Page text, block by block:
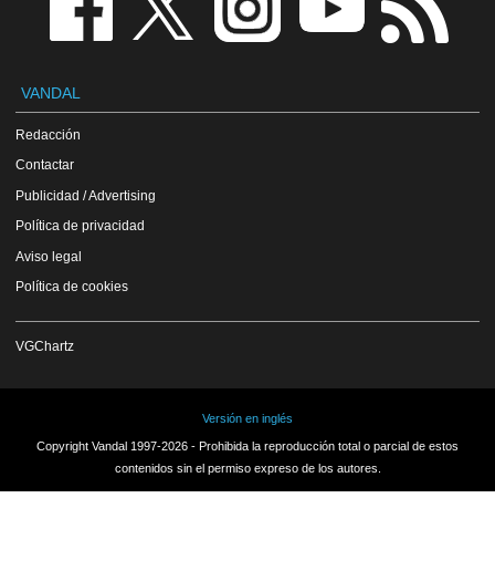
VANDAL
Redacción
Contactar
Publicidad / Advertising
Política de privacidad
Aviso legal
Política de cookies
VGChartz
Versión en inglés
Copyright Vandal 1997-2026 - Prohibida la reproducción total o parcial de estos
contenidos sin el permiso expreso de los autores.